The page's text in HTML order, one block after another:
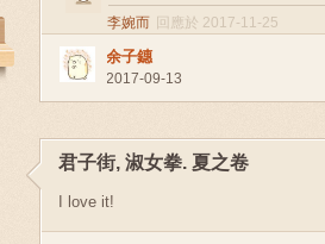
李婉而 回應於 2017-11-25
余子鏸
2017-09-13
君子街, 淑女拳. 夏之卷
I love it!